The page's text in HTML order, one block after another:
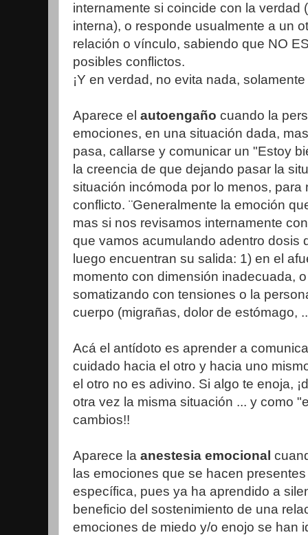
internamente si coincide con la verdad
interna), o responde usualmente a un
relación o vínculo, sabiendo que NO
posibles conflictos.
¡Y en verdad, no evita nada,
Aparece el autoengaño cuando la
emociones, en una situación dada,
pasa, callarse y comunicar un "Estoy
la creencia de que dejando pasar la
situación incómoda por lo menos, para
conflicto. ¨Generalmente la emoción
mas si nos revisamos internamente
que vamos acumulando adentro dosis
luego encuentran su salida: 1) en el
momento con dimensión inadecuada,
somatizando con tensiones o la
cuerpo (migrañas, dolor de estómago,
Acá el antídoto es aprender a
cuidado hacia el otro y hacia uno
el otro no es adivino. Si algo te enoja,
otra vez la misma situación ... y como
cambios!!
Aparece la anestesia emocional
las emociones que se hacen
específica, pues ya ha aprendido a
beneficio del sostenimiento de una
emociones de miedo y/o enojo se han